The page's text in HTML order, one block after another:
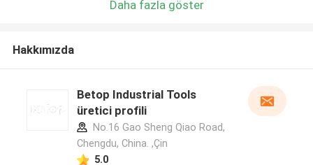
Daha fazla göster
Hakkımızda
Betop Industrial Tools
üretici profili
No.16 Gao Sheng Qiao Road,
Chengdu, China. ,Çin
5.0